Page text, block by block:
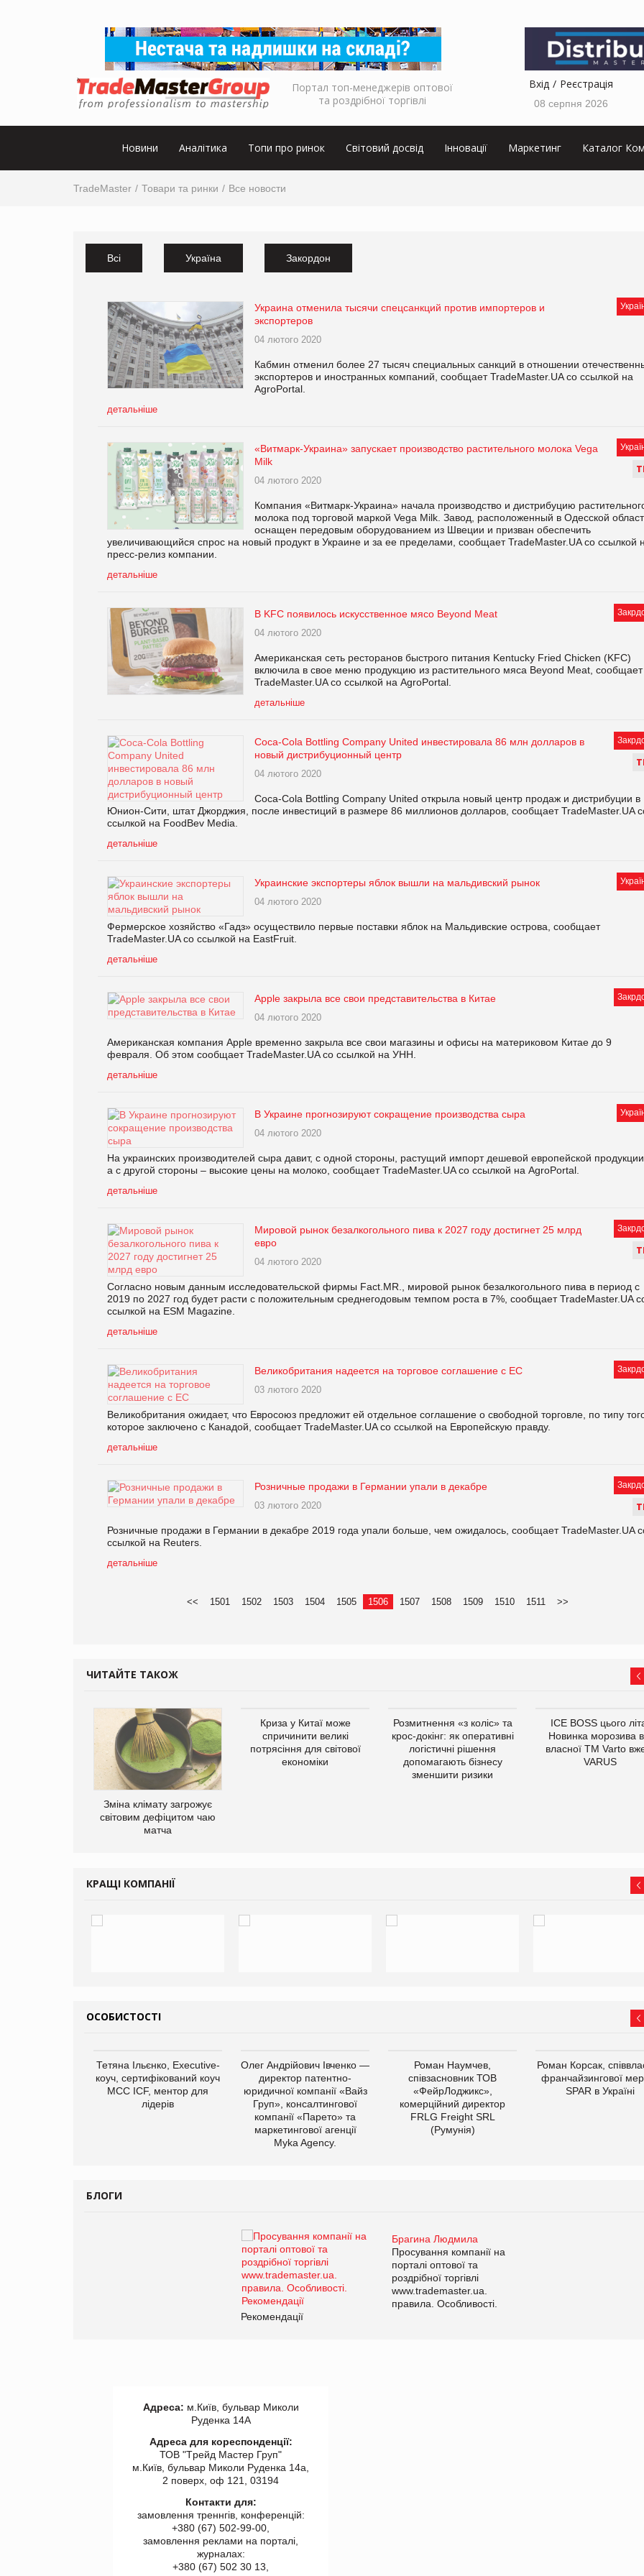
Портал топ-менеджерів оптової
та роздрібної торгівлі
Вхід Реєстрація
08 серпня 2026
Новини Аналітика Топи про ринок Світовий досвід Інновації Маркетинг Каталог
TradeMaster Товари та ринки Все новости
Всі Україна Закордон
Украина отменила тысячи спецсанкций против импортеров и
экспортеров
04 лютого 2020
Кабмин отменил более 27 тысяч специальных санкций в отношении
экспортеров и иностранных компаний, сообщает TradeMaster.UA со ссылкой на
AgroPortal.
детальніше
Т
«Витмарк-Украина» запускает производство растительного молока Vega
Milk
04 лютого 2020
Компания «Витмарк-Украина» начала производство и дистрибуцию
молока под торговой маркой Vega Milk. Завод, расположенный в Одесской
оснащен передовым оборудованием из Швеции и призван обеспечить
увеличивающийся спрос на новый продукт в Украине и за ее пределами, сообщает TradeMaster.UA со ссылкой
пресс-релиз компании.
детальніше
В KFC появилось искусственное мясо Beyond Meat
04 лютого 2020
Американская сеть ресторанов быстрого питания Kentucky Fried Chicken (KFC)
включила в свое меню продукцию из растительного мяса Beyond Meat, сообщает
TradeMaster.UA со ссылкой на AgroPortal.
детальніше
Т
Coca-Cola Bottling Company United инвестировала 86 млн долларов в
новый дистрибуционный центр
04 лютого 2020
Coca-Cola Bottling Company United открыла новый центр продаж и дистрибуции в
Юнион-Сити, штат Джорджия, после инвестиций в размере 86 миллионов долларов, сообщает TradeMaster.UA
ссылкой на FoodBev Media.
детальніше
Украинские экспортеры яблок вышли на мальдивский рынок
04 лютого 2020
Фермерское хозяйство «Гадз» осуществило первые поставки яблок на Мальдивские острова, сообщает
TradeMaster.UA со ссылкой на EastFruit.
детальніше
Apple закрыла все свои представительства в Китае
04 лютого 2020
Американская компания Apple временно закрыла все свои магазины и офисы на материковом Китае до 9
февраля. Об этом сообщает TradeMaster.UA со ссылкой на УНН.
детальніше
В Украине прогнозируют сокращение производства сыра
04 лютого 2020
На украинских производителей сыра давит, с одной стороны, растущий импорт дешевой европейской продукции,
а с другой стороны – высокие цены на молоко, сообщает TradeMaster.UA со ссылкой на AgroPortal.
детальніше
Т
Мировой рынок безалкогольного пива к 2027 году достигнет 25 млрд
евро
04 лютого 2020
Согласно новым данным исследовательской фирмы Fact.MR., мировой рынок безалкогольного пива в период с
2019 по 2027 год будет расти с положительным среднегодовым темпом роста в 7%, сообщает TradeMaster.UA
ссылкой на ESM Magazine.
детальніше
Великобритания надеется на торговое соглашение с ЕС
03 лютого 2020
Великобритания ожидает, что Евросоюз предложит ей отдельное соглашение о свободной торговле, по типу
которое заключено с Канадой, сообщает TradeMaster.UA со ссылкой на Европейскую правду.
детальніше
Т
Розничные продажи в Германии упали в декабре
03 лютого 2020
Розничные продажи в Германии в декабре 2019 года упали больше, чем ожидалось, сообщает TradeMaster.UA
ссылкой на Reuters.
детальніше
<< 1501 1502 1503 1504 1505 1506 1507 1508 1509 1510 1511 >>
ЧИТАЙТЕ ТАКОЖ
Зміна клімату загрожує
світовим дефіцитом чаю
матча
Криза у Китаї може
спричинити великі
потрясіння для світової
економіки
Розмитнення «з коліс» та
крос-докінг: як оперативні
логістичні рішення
допомагають бізнесу
зменшити ризики
ICE BOSS цього
Новинка морозива
власної ТМ Varto
VARUS
КРАЩІ КОМПАНІЇ
ОСОБИСТОСТІ
Тетяна Ільєнко, Executive-
коуч, сертифікований коуч
МСС ICF, ментор для
лідерів
Олег Андрійович Івченко —
директор патентно-
юридичної компанії «Вайз
Груп», консалтингової
компанії «Парето» та
маркетингової агенції
Myka Agency.
Роман Наумчев,
співзасновник ТОВ
«ФейрЛоджикс»,
комерційний директор
FRLG Freight SRL
(Румунія)
Роман Корсак,
франчайзингової
SPAR в Україні
БЛОГИ
Брагина Людмила
Просування компанії на
порталі оптової та
роздрібної торгівлі
www.trademaster.ua.
правила. Особливості.
Рекомендації
Адреса: м.Київ, бульвар Миколи
Руденка 14А
Адреса для кореспонденції:
ТОВ "Tрейд Мастер Груп"
м.Київ, бульвар Миколи Руденка 14а,
2 поверх, оф 121, 03194
Контакти для:
замовлення треннгів, конференцій:
+380 (67) 502-99-00,
замовлення реклами на порталі,
журналах:
+380 (67) 502 30 13,